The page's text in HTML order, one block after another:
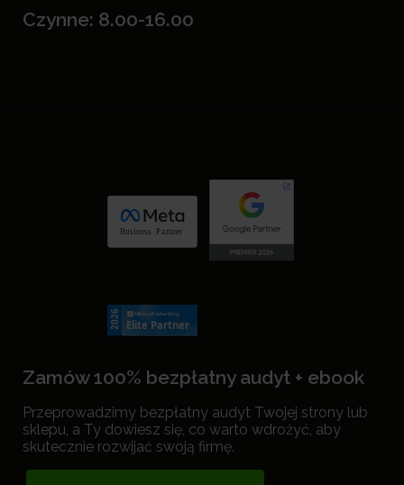
Czynne: 8.00-16.00
Zamów 100% bezpłatny audyt + ebook
Przeprowadzimy bezpłatny audyt Twojej strony lub
sklepu, a Ty dowiesz się, co warto wdrożyć, aby
skutecznie rozwijać swoją firmę.